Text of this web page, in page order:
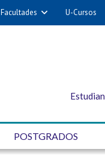
Facultades U-Cursos
POSTGRADOS